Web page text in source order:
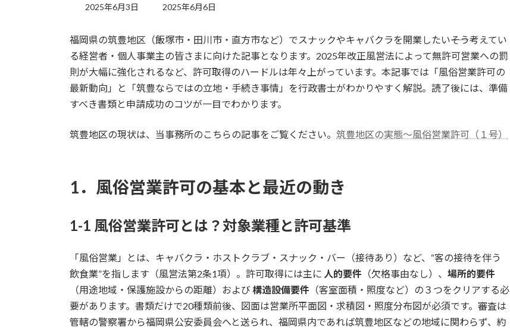
2025年6月3日
最
新
日
時
:
2025年6月6日
福岡県の筑豊地区（飯塚市・田川市・直方市など）でスナックやキャバクラを開業したい――そう考えてい
る経営者・個人事業主の皆さまに向けた記事となります。2025年改正風営法によって無許可営業への罰
則が大幅に強化されるなど、許可取得のハードルは年々上がっています。本記事では「風俗営業許可の
最新動向」と「筑豊ならではの立地・手続き事情」を行政書士がわかりやすく解説。読了後には、準備
すべき書類と申請成功のコツが一目でわかります。
筑豊地区の現状は、当事務所のこちらの記事をご覧ください。 筑豊地区の実態～風俗営業許可（１号）
1．風俗営業許可の基本と最近の動き
1-1 風俗営業許可とは？対象業種と許可基準
「風俗営業」とは、キャバクラ・ホストクラブ・スナック・バー（接待あり）など、“客の接待を伴う
飲食業”を指します（風営法第2条1項）。許可取得には主に 人的要件 （欠格事由なし）、 場所的要件
（用途地域・保護施設からの距離）および 構造設備要件 （客室面積・照度など）の３つをクリアする必
要があります。書類だけで20種類前後、図面は営業所平面図・求積図・照度分布図が必須です。審査は
管轄の警察署から福岡県公安委員会へと送られ、福岡県内であれば筑豊地区などの地域に関わらず、約